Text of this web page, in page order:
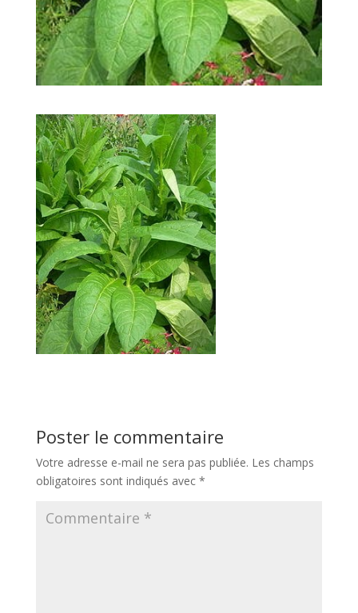
Poster le commentaire
Votre adresse e-mail ne sera pas publiée. Les champs
obligatoires sont indiqués avec *